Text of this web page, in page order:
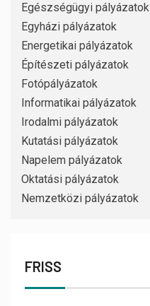
Egészségügyi pályázatok
Egyházi pályázatok
Energetikai pályázatok
Építészeti pályázatok
Fotópályázatok
Informatikai pályázatok
Irodalmi pályázatok
Kutatási pályázatok
Napelem pályázatok
Oktatási pályázatok
Nemzetközi pályázatok
FRISS